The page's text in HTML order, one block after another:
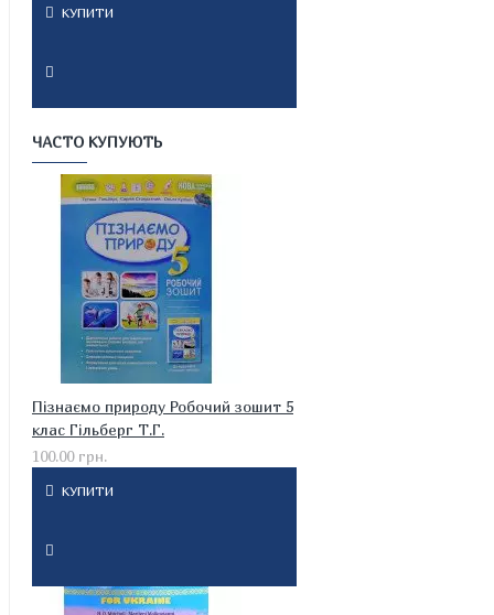
КУПИТИ
ЧАСТО КУПУЮТЬ
Пізнаємо природу Робочий зошит 5
клас Гільберг Т.Г.
100.00 грн.
КУПИТИ